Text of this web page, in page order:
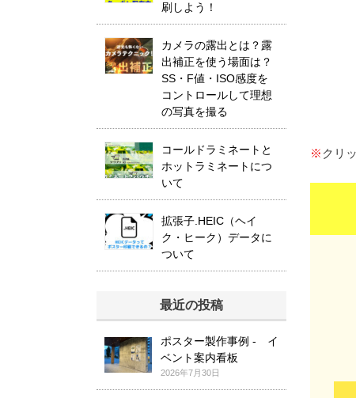
※ クリ
刷しよう！
カメラの露出とは？露
出補正を使う場面は？
SS・F値・ISO感度を
コントロールして理想
の写真を撮る
コールドラミネートと
ホットラミネートにつ
いて
拡張子.HEIC（ヘイ
ク・ヒーク）データに
ついて
最近の投稿
ポスター製作事例 - イ
ベント案内看板
2026年7月30日